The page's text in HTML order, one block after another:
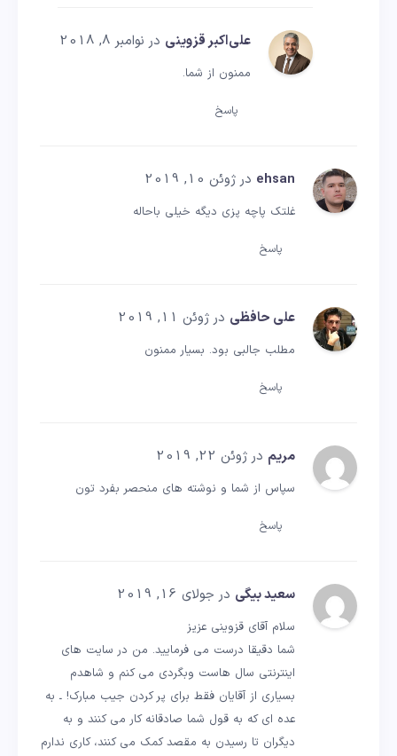
علی‌اکبر قزوینی در نوامبر 8, 2018
ممنون از شما.
پاسخ
ehsan در ژوئن 10, 2019
غلتک پاچه پزی دیگه خیلی باحاله
پاسخ
علی حافظی در ژوئن 11, 2019
مطلب جالبی بود. بسیار ممنون
پاسخ
مریم در ژوئن 22, 2019
سپاس از شما و نوشته های منحصر بفرد تون
پاسخ
سعید بیگی در جولای 16, 2019
سلام آقای قزوینی عزیز
شما دقیقا درست می فرمایید. من در سایت های
اینترنتی سال هاست وبگردی می کنم و شاهدم
بسیاری از آقایان فقط برای پر کردن جیب مبارک! ـ به
عده ای که به قول شما صادقانه کار می کنند و به
دیگران تا رسیدن به مقصد کمک می کنند، کاری ندارم